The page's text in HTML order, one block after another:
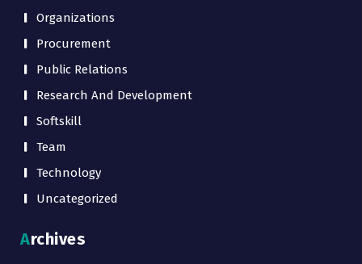
Organizations
Procurement
Public Relations
Research And Development
Softskill
Team
Technology
Uncategorized
Archives